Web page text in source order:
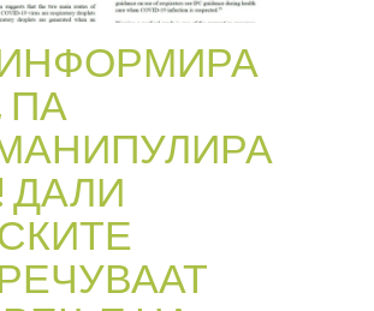
ПА
ДАЛИ